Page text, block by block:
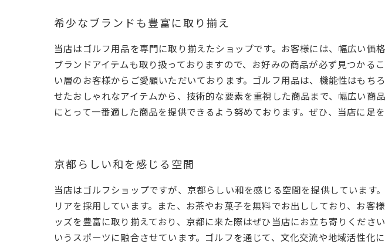
希少なブランドも豊富に取り揃え
当店はゴルフ用品を専門に取り揃えたショップです。お客様には、幅広い
ブランドアイテムも取り扱っておりますので、お好みの商品が必ず見つか
い層のお客様からご愛顧いただいております。ゴルフ用品は、機能性はも
せたおしゃれなアイテムから、技術的な要素を重視した商品まで、幅広い
にとって一番適した商品を提供できるよう努めております。ぜひ、当店に足を
京都らしい和を感じる空間
当店はゴルフショップですが、京都らしい和を感じる空間を提供していま
リアを採用しています。また、お茶やお菓子を無料でお出ししており、お
ッズを豊富に取り揃えており、京都に来た際はぜひ当店にお立ち寄りくだ
いうスポーツに融合させています。ゴルフを通じて、文化交流や地域活性